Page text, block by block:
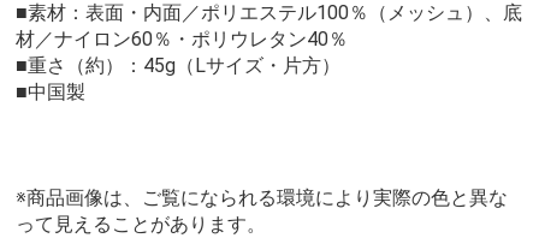
■素材：表面・内面／ポリエステル100％（メッシュ）、底
材／ナイロン60％・ポリウレタン40％
■重さ（約）：45g（Lサイズ・片方）
■中国製
※商品画像は、ご覧になられる環境により実際の色と異な
って見えることがあります。